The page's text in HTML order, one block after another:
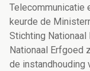
Telecommunicatie
keurde de
Stichting
Nationaal Erfgoed
de instandhouding